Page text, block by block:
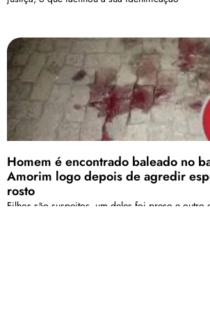
Homem é encontrado baleado no
Amorim logo depois de agredir
rosto
Filhos são suspeitos, um deles foi preso e outro